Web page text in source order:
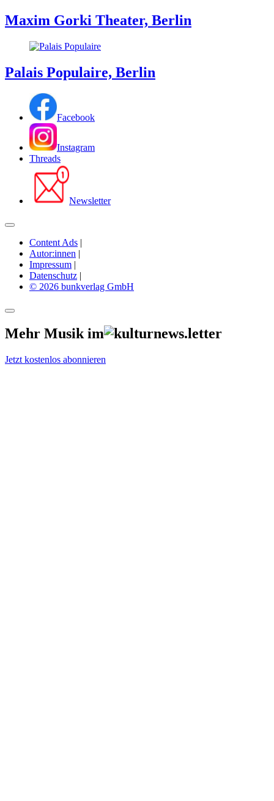
Maxim Gorki Theater, Berlin
Palais Populaire, Berlin
Facebook
Instagram
Threads
Newsletter
Content Ads |
Autor:innen |
Impressum |
Datenschutz |
© 2026 bunkverlag GmbH
Mehr Musik im
Jetzt kostenlos abonnieren